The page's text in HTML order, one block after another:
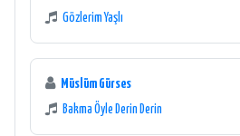
Gözlerim Yaşlı
Müslüm Gürses
Bakma Öyle Derin Derin